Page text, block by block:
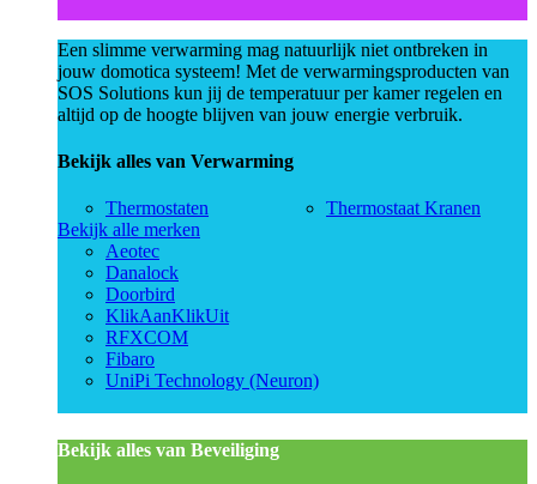
Een slimme verwarming mag natuurlijk niet ontbreken in
jouw domotica systeem! Met de verwarmingsproducten van
SOS Solutions kun jij de temperatuur per kamer regelen en
altijd op de hoogte blijven van jouw energie verbruik.
Bekijk alles van Verwarming
Thermostaten
Thermostaat Kranen
Bekijk alle merken
Aeotec
Danalock
Doorbird
KlikAanKlikUit
RFXCOM
Fibaro
UniPi Technology (Neuron)
Bekijk alles van Beveiliging